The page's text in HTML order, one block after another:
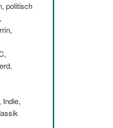
politisch
Indie,